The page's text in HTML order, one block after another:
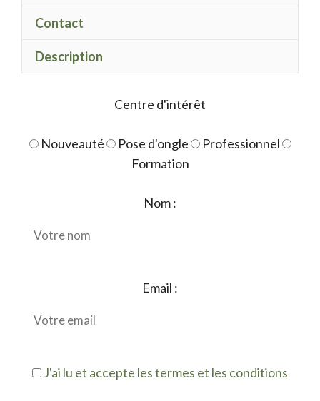
Contact
Description
Centre d'intérêt
Nouveauté Pose d'ongle
Professionnel
Formation
Nom :
Email :
J'ai lu et accepte les termes et les conditions